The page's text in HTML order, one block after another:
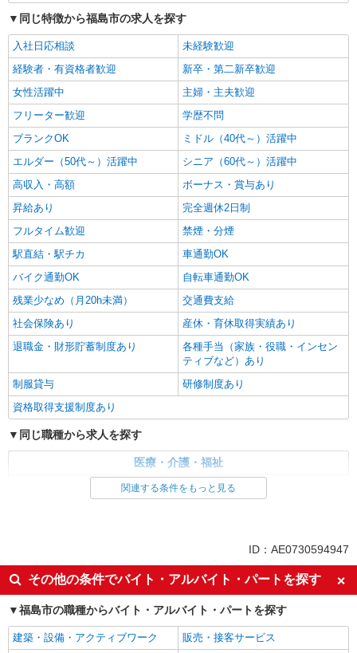
同じ特徴から福島市の求人を探す
入社日応相談
未経験歓迎
経験者・有資格者歓迎
新卒・第二新卒歓迎
女性活躍中
主婦・主夫歓迎
フリーター歓迎
学歴不問
ブランクOK
ミドル（40代～）活躍中
エルダー（50代～）活躍中
シニア（60代～）活躍中
高収入・高額
ボーナス・賞与あり
昇給あり
完全週休2日制
フルタイム歓迎
禁煙・分煙
駅直結・駅チカ
車通勤OK
バイク通勤OK
自転車通勤OK
残業少なめ（月20h未満）
交通費支給
社会保険あり
産休・育休取得実績あり
退職金・財形貯蓄制度あり
各種手当（家族・役職・インセン
ティブなど）あり
制服貸与
研修制度あり
資格取得支援制度あり
同じ職種から求人を探す
医療・介護・福祉
看護師・保健師・看護助手・助産師
ボーナス・賞与あり
車通勤OK
交通費支給
社会保険あり
産休・育休取得実績あり
関連する条件をもっと見る
ID：AE0730594947
その他の条件でバイト・アルバイト・パートを探す
福島市の職種からバイト・アルバイト・パートを探す
建築・設備・アクティブワーク
販売・接客サービス